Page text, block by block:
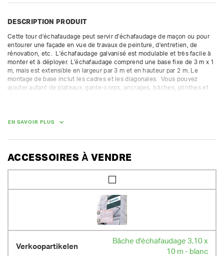
DESCRIPTION PRODUIT
Cette tour d'échafaudage peut servir d'échafaudage de maçon ou pour
entourer une façade en vue de travaux de peinture, d'entretien, de
rénovation, etc.  L'échafaudage galvanisé est modulable et très facile à
monter et à déployer. L'échafaudage comprend une base fixe de 3 m x 1
m, mais est extensible en largeur par 3 m et en hauteur par 2 m. Le
montage de base inclut les cadres et les diagonales.  Vous pouvez
ajouter autant de plateaux, garde-corps, ancrages, bâches, plinthes et
La caution des pièces gratuites n'est pas compris dans la caution
pièces.
Classe 4 (300 kg/m²) - fourni avec les cadres ouverts et fermés.
EN SAVOIR PLUS
ACCESSOIRES À VENDRE
Bâche d'échafaudage 3,10 x
10 m - blanc